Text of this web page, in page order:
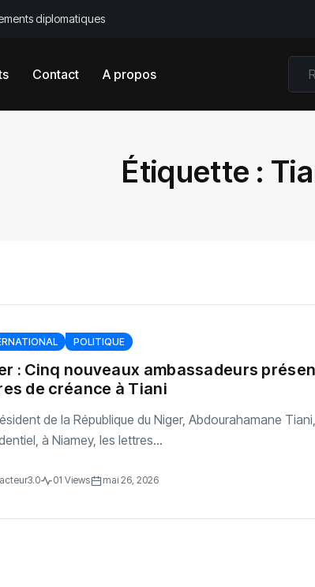
diplomatiques
Contact A propos
Étiquette :
POLITIQUE
: Cinq nouveaux ambassadeurs
de créance à Tiani
de la République du Niger, Abdourahamane
à Niamey, les lettres...
01 Views mai 26, 2026